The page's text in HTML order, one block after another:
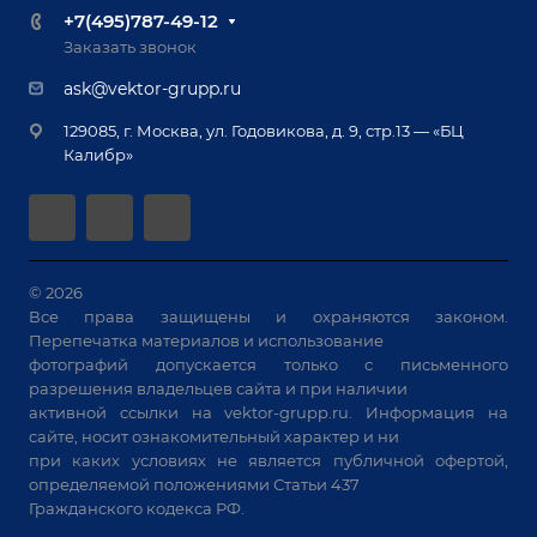
Вопрос ответ
Реквизиты
Документы
Оборудование для приварки крепежа
Приварной крепеж
Специализированные решения для сварки
Позиционеры и вращатели
Машины контактной сварки
Универсальные зажимы
Системы аспирации
Станки лазерной резки
Решения для учебных заведений
Лизинг
Гарантия
автоматизации
+7(495)787-49-12
Заказать звонок
ask@vektor-grupp.ru
129085, г. Москва, ул. Годовикова, д. 9, стр.13 — «БЦ
Калибр»
© 2026
Все права защищены и охраняются законом.
Перепечатка материалов и использование
фотографий допускается только с письменного
разрешения владельцев сайта и при наличии
активной ссылки наvektor-grupp.ru . Информация на
сайте, носит ознакомительный характер и ни
при каких условиях не является публичной офертой,
определяемой положениями Статьи 437
Гражданского кодекса РФ.